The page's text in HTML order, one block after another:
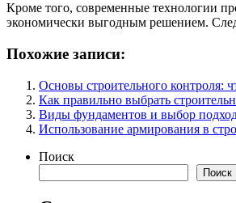
Кроме того, современные технологии
экономически выгодным решением.
Похожие записи:
Основы строительного контроля:
Как правильно выбрать
Виды фундаментов и выбор
Использование армирования в
Поиск
Поиск